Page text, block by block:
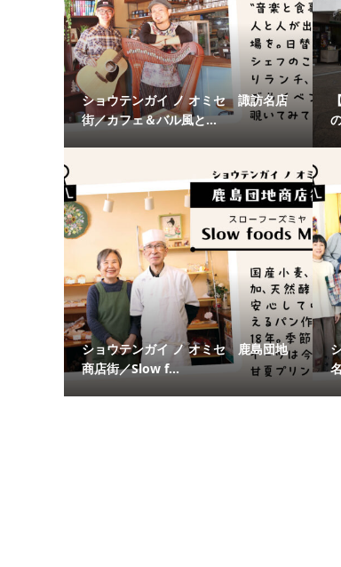
ショウテンガイ ノ オミセ 諏訪名店
街／カフェ＆バル風と...
ショウテンガイ ノ オミセ 鹿島団地
商店街／Slow f...